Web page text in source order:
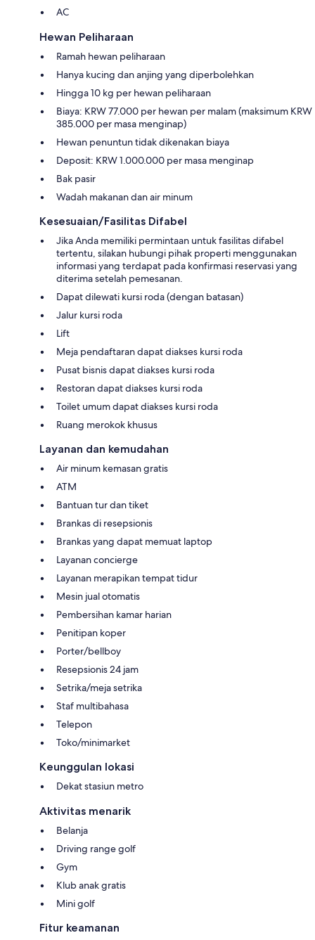
AC
Hewan Peliharaan
Ramah hewan peliharaan
Hanya kucing dan anjing yang diperbolehkan
Hingga 10 kg per hewan peliharaan
Biaya: KRW 77.000 per hewan per malam (maksimum KRW
385.000 per masa menginap)
Hewan penuntun tidak dikenakan biaya
Deposit: KRW 1.000.000 per masa menginap
Bak pasir
Wadah makanan dan air minum
Kesesuaian/Fasilitas Difabel
Jika Anda memiliki permintaan untuk fasilitas difabel
tertentu, silakan hubungi pihak properti menggunakan
informasi yang terdapat pada konfirmasi reservasi yang
diterima setelah pemesanan.
Dapat dilewati kursi roda (dengan batasan)
Jalur kursi roda
Lift
Meja pendaftaran dapat diakses kursi roda
Pusat bisnis dapat diakses kursi roda
Restoran dapat diakses kursi roda
Toilet umum dapat diakses kursi roda
Ruang merokok khusus
Layanan dan kemudahan
Air minum kemasan gratis
ATM
Bantuan tur dan tiket
Brankas di resepsionis
Brankas yang dapat memuat laptop
Layanan concierge
Layanan merapikan tempat tidur
Mesin jual otomatis
Pembersihan kamar harian
Penitipan koper
Porter/bellboy
Resepsionis 24 jam
Setrika/meja setrika
Staf multibahasa
Telepon
Toko/minimarket
Keunggulan lokasi
Dekat stasiun metro
Aktivitas menarik
Belanja
Driving range golf
Gym
Klub anak gratis
Mini golf
Fitur keamanan